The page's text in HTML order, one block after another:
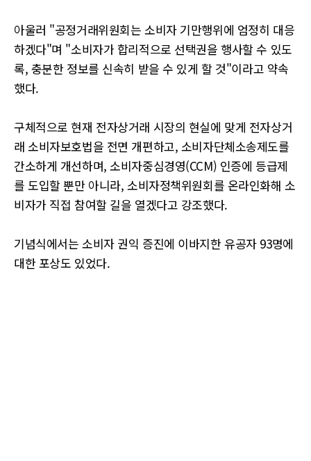
아울러 "공정거래위원회는 소비자 기만행위에 엄정히 대응
하겠다"며 "소비자가 합리적으로 선택권을 행사할 수 있도
록, 충분한 정보를 신속히 받을 수 있게 할 것"이라고 약속
했다.
구체적으로 현재 전자상거래 시장의 현실에 맞게 전자상거
래 소비자보호법을 전면 개편하고, 소비자단체소송제도를
간소하게 개선하며, 소비자중심경영(CCM) 인증에 등급제
를 도입할 뿐만 아니라, 소비자정책위원회를 온라인화해 소
비자가 직접 참여할 길을 열겠다고 강조했다.
기념식에서는 소비자 권익 증진에 이바지한 유공자 93명에
대한 포상도 있었다.